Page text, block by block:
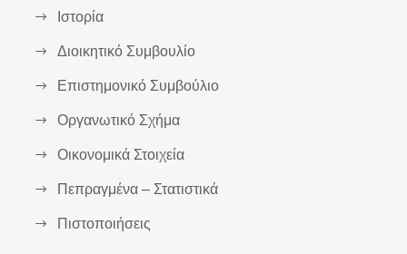
Ιστορία
Διοικητικό Συμβουλίο
Επιστημονικό Συμβούλιο
Οργανωτικό Σχήμα
Οικονομικά Στοιχεία
Πεπραγμένα – Στατιστικά
Πιστοποιήσεις